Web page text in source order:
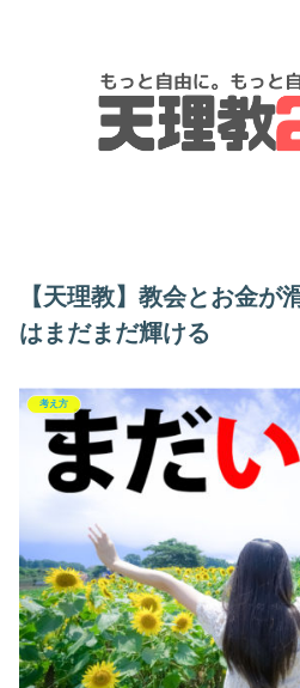
【天理教】教会とお金が
はまだまだ輝ける
考え方